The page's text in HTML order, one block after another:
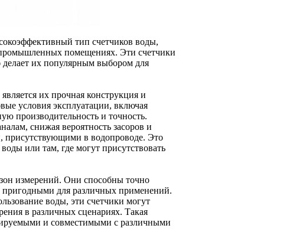
тип счетчиков воды,
помещениях. Эти счетчики
их популярным выбором для
их прочная конструкция и
условия эксплуатации, включая
производительность и точность.
снижая вероятность засоров и
присутствующими в водопроводе. Это
или там, где могут присутствовать
измерений. Они способны точно
пригодными для различных применений.
воды, эти счетчики могут
в различных сценариях. Такая
и совместимыми с различными